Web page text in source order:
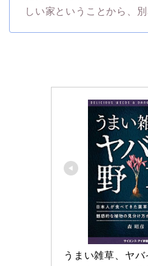
しい家ということから、
うまい雑草、ヤ